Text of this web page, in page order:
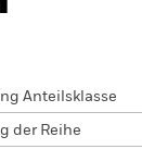
Anteilsklasse
der Reihe